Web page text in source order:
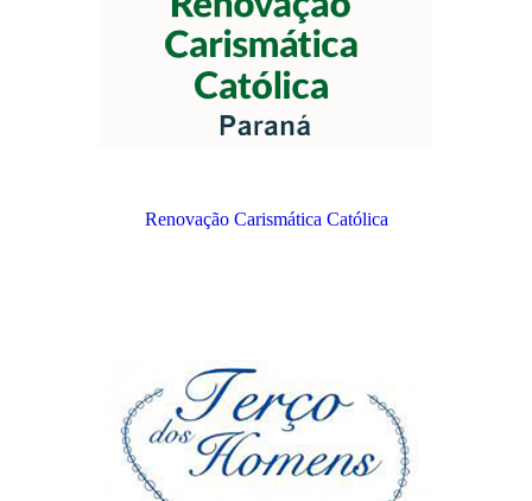
Renovação Carismática Católica